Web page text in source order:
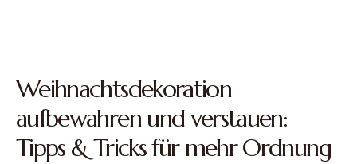
Weihnachtsdekoration
aufbewahren und verstauen:
Tipps & Tricks für mehr Ordnung